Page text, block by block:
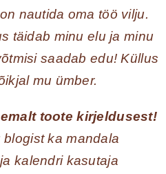
nautida oma töö vilju.
täidab minu elu ja minu
saadab edu! Küllus
mu ümber.
toote kirjeldusest!
blogist ka mandala
kalendri kasutaja